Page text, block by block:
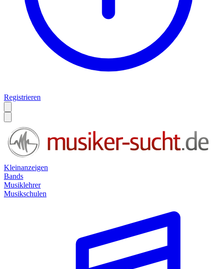
Registrieren
Kleinanzeigen
Bands
Musiklehrer
Musikschulen